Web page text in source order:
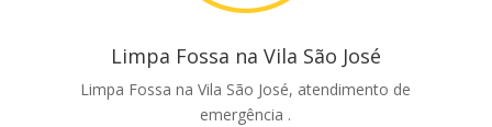
Limpa Fossa na Vila São José
Limpa Fossa na Vila São José, atendimento de
emergência .